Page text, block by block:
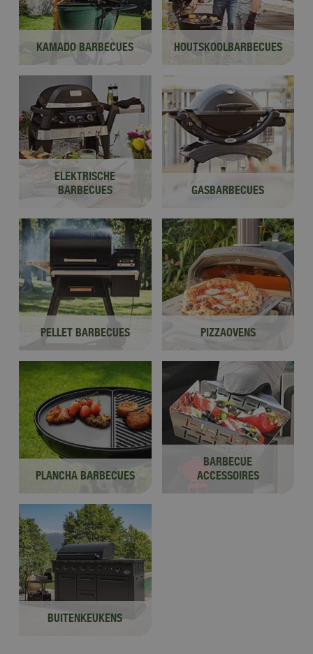
KAMADO BARBECUES HOUTSKOOLBARBECUES
ELEKTRISCHE
BARBECUES
GASBARBECUES
PELLET BARBECUES PIZZAOVENS
PLANCHA BARBECUES
BARBECUE
ACCESSOIRES
BUITENKEUKENS